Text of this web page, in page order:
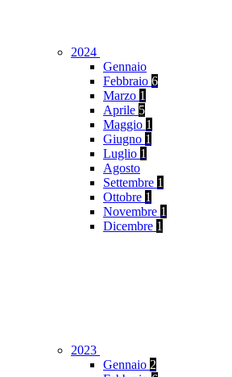
2024
Gennaio
Febbraio 6
Marzo 1
Aprile 5
Maggio 1
Giugno 1
Luglio 1
Agosto
Settembre 1
Ottobre 1
Novembre 1
Dicembre 1
2023
Gennaio 2